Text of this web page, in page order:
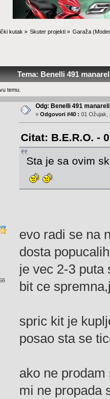
kutak » Skuter projekti» Garaža
Tema: Benelli 491
temu.
Odg: Benelli 491
« Odgovori #40 : 01 Ožujak,
Citat: B.E.R.O. -
Sta je sa ovim
evo radi se na
dosta
je vec 2-3 puta
bit ce
spric kit je
posao sta se
ako ne
mi ne propada